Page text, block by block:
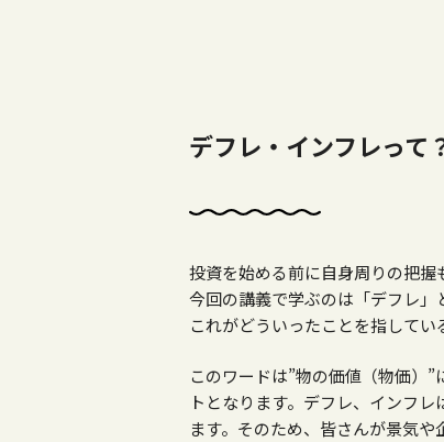
デフレ・インフレって
投資を始める前に自身周りの把握
今回の講義で学ぶのは「デフレ」
これがどういったことを指して
このワードは”物の価値（物価）
トとなります。デフレ、インフ
ます。そのため、皆さんが景気